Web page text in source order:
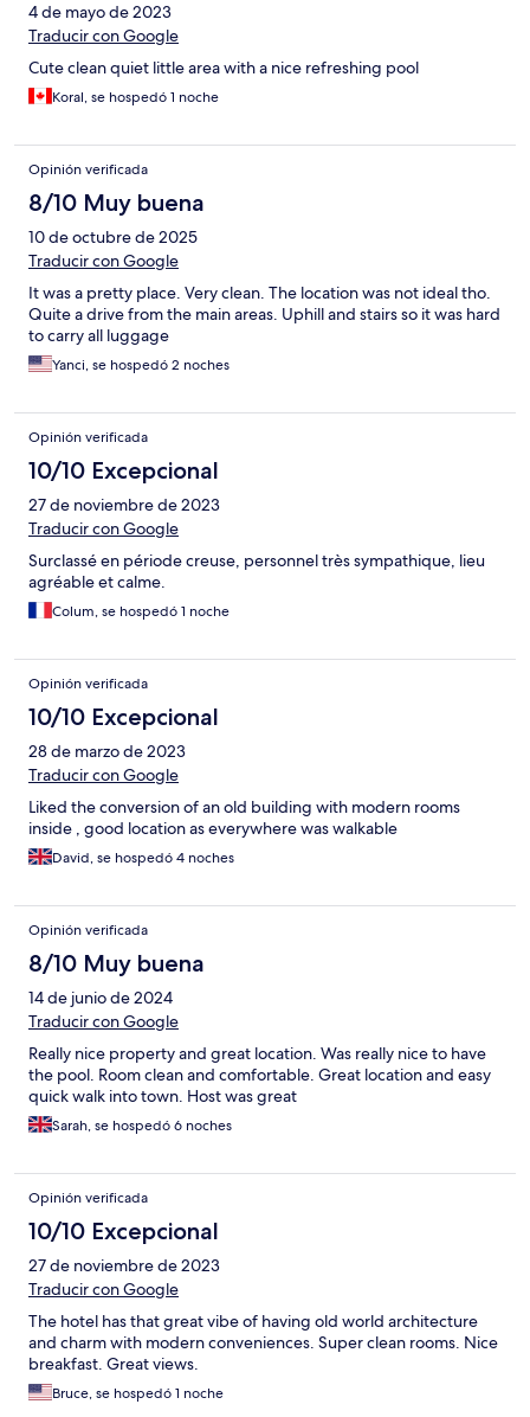
4 de mayo de 2023
Traducir con Google
Cute clean quiet little area with a nice refreshing pool
Koral, se hospedó 1 noche
Opinión verificada
8/10 Muy buena
10 de octubre de 2025
Traducir con Google
It was a pretty place. Very clean. The location was not ideal tho.
Quite a drive from the main areas. Uphill and stairs so it was hard
to carry all luggage
Yanci, se hospedó 2 noches
Opinión verificada
10/10 Excepcional
27 de noviembre de 2023
Traducir con Google
Surclassé en période creuse, personnel très sympathique, lieu
agréable et calme.
Colum, se hospedó 1 noche
Opinión verificada
10/10 Excepcional
28 de marzo de 2023
Traducir con Google
Liked the conversion of an old building with modern rooms
inside , good location as everywhere was walkable
David, se hospedó 4 noches
Opinión verificada
8/10 Muy buena
14 de junio de 2024
Traducir con Google
Really nice property and great location. Was really nice to have
the pool. Room clean and comfortable. Great location and easy
quick walk into town. Host was great
Sarah, se hospedó 6 noches
Opinión verificada
10/10 Excepcional
27 de noviembre de 2023
Traducir con Google
The hotel has that great vibe of having old world architecture
and charm with modern conveniences. Super clean rooms. Nice
breakfast. Great views.
Bruce, se hospedó 1 noche